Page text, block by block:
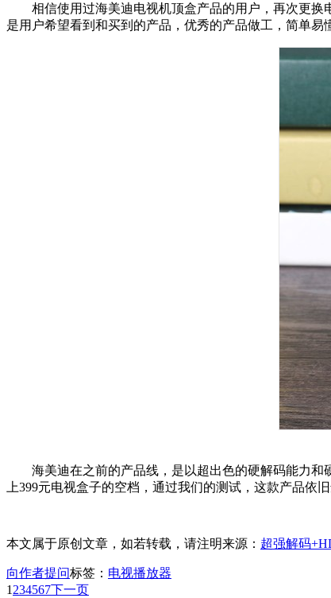
相信使用过海美迪电视机顶盒产品的用户，再次更换
是用户希望看到和买到的产品，优秀的产品做工，简单
海美迪在之前的产品线，是以超出色的硬解码能力和
上399元电视盒子的空档，通过我们的测试，这款产品
本文属于原创文章，如若转载，请注明来源： 超强解码
向作者提问标签： 电视播放器
1 234567下一页